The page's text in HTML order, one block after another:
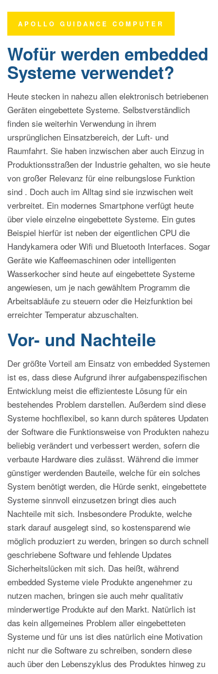
APOLLO GUIDANCE COMPUTER
Wofür werden embedded
Systeme verwendet?
Heute stecken in nahezu allen elektronisch betriebenen
Geräten eingebettete Systeme. Selbstverständlich
finden sie weiterhin Verwendung in ihrem
ursprünglichen Einsatzbereich, der Luft- und
Raumfahrt. Sie haben inzwischen aber auch Einzug in
Produktionsstraßen der Industrie gehalten, wo sie heute
von großer Relevanz für eine reibungslose Funktion
sind . Doch auch im Alltag sind sie inzwischen weit
verbreitet. Ein modernes Smartphone verfügt heute
über viele einzelne eingebettete Systeme. Ein gutes
Beispiel hierfür ist neben der eigentlichen CPU die
Handykamera oder Wifi und Bluetooth Interfaces. Sogar
Geräte wie Kaffeemaschinen oder intelligenten
Wasserkocher sind heute auf eingebettete Systeme
angewiesen, um je nach gewähltem Programm die
Arbeitsabläufe zu steuern oder die Heizfunktion bei
erreichter Temperatur abzuschalten.
Vor- und Nachteile
Der größte Vorteil am Einsatz von embedded Systemen
ist es, dass diese Aufgrund ihrer aufgabenspezifischen
Entwicklung meist die effizienteste Lösung für ein
bestehendes Problem darstellen. Außerdem sind diese
Systeme hochflexibel, so kann durch späteres Updaten
der Software die Funktionsweise von Produkten nahezu
beliebig verändert und verbessert werden, sofern die
verbaute Hardware dies zulässt. Während die immer
günstiger werdenden Bauteile, welche für ein solches
System benötigt werden, die Hürde senkt, eingebettete
Systeme sinnvoll einzusetzen bringt dies auch
Nachteile mit sich. Insbesondere Produkte, welche
stark darauf ausgelegt sind, so kostensparend wie
möglich produziert zu werden, bringen so durch schnell
geschriebene Software und fehlende Updates
Sicherheitslücken mit sich. Das heißt, während
embedded Systeme viele Produkte angenehmer zu
nutzen machen, bringen sie auch mehr qualitativ
minderwertige Produkte auf den Markt. Natürlich ist
das kein allgemeines Problem aller eingebetteten
Systeme und für uns ist dies natürlich eine Motivation
nicht nur die Software zu schreiben, sondern diese
auch über den Lebenszyklus des Produktes hinweg zu